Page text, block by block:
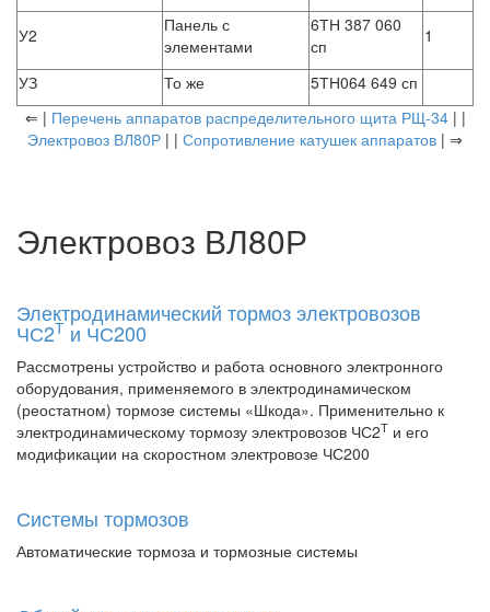
У2
Панель с
элементами
6ТН 387 060
сп
1
УЗ То же
5ТН064 649 сп
⇐ | Перечень аппаратов распределительного щита РЩ-34| |
Электровоз ВЛ80Р | | Сопротивление катушек аппаратов | ⇒
Электровоз ВЛ80Р
Электродинамический тормоз электровозов
ЧС2Т и ЧС200
Рассмотрены устройство и работа основного электронного
оборудования, применяемого в электродинамическом
(реостатном) тормозе системы «Шкода». Применительно к
электродинамическому тормозу электровозов ЧС2Т и его
модификации на скоростном электровозе ЧС200
Системы тормозов
Автоматические тормоза и тормозные системы